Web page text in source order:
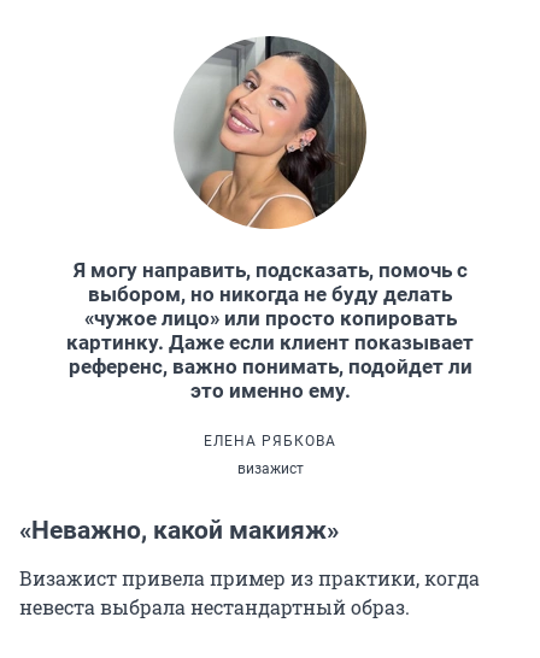
Я могу направить, подсказать, помочь с
выбором, но никогда не буду делать
«чужое лицо» или просто копировать
картинку. Даже если клиент показывает
референс, важно понимать, подойдет ли
это именно ему.
ЕЛЕНА РЯБКОВА
визажист
«Неважно, какой макияж»
Визажист привела пример из практики, когда
невеста выбрала нестандартный образ.